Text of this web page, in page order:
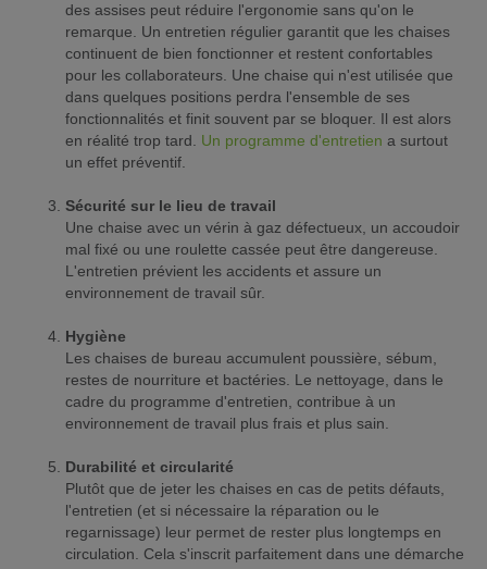
des assises peut réduire l'ergonomie sans qu'on le
remarque. Un entretien régulier garantit que les chaises
continuent de bien fonctionner et restent confortables
pour les collaborateurs. Une chaise qui n'est utilisée que
dans quelques positions perdra l'ensemble de ses
fonctionnalités et finit souvent par se bloquer. Il est alors
en réalité trop tard. Un programme d'entretien a surtout
un effet préventif.
Sécurité sur le lieu de travail
Une chaise avec un vérin à gaz défectueux, un accoudoir
mal fixé ou une roulette cassée peut être dangereuse.
L'entretien prévient les accidents et assure un
environnement de travail sûr.
Hygiène
Les chaises de bureau accumulent poussière, sébum,
restes de nourriture et bactéries. Le nettoyage, dans le
cadre du programme d'entretien, contribue à un
environnement de travail plus frais et plus sain.
Durabilité et circularité
Plutôt que de jeter les chaises en cas de petits défauts,
l'entretien (et si nécessaire la réparation ou le
regarnissage) leur permet de rester plus longtemps en
circulation. Cela s'inscrit parfaitement dans une démarche